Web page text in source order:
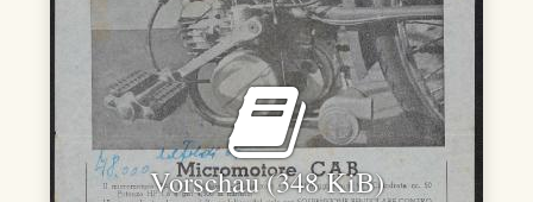
Vorschau (348 KiB)